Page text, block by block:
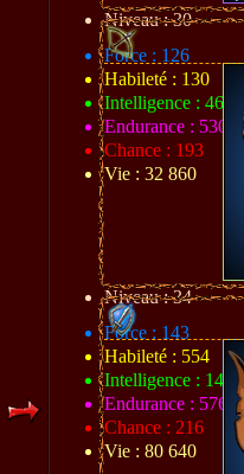
Niveau : 30
Force : 126
Habileté : 130
Intelligence : 460
Endurance : 530
Chance : 193
Vie : 32 860
Niveau : 34
Force : 143
Habileté : 554
Intelligence : 144
Endurance : 576
Chance : 216
Vie : 80 640